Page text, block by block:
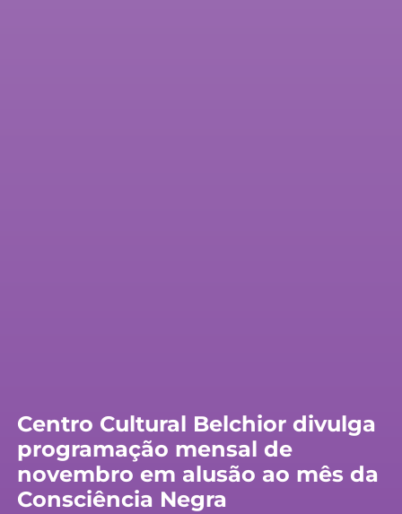
Centro Cultural Belchior divulga
programação mensal de
novembro em alusão ao mês da
Consciência Negra